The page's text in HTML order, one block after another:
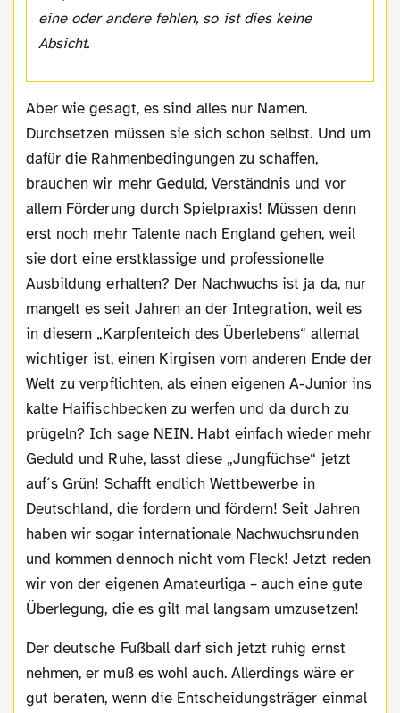
eine oder andere fehlen, so ist dies keine
Absicht.
Aber wie gesagt, es sind alles nur Namen.
Durchsetzen müssen sie sich schon selbst. Und um
dafür die Rahmenbedingungen zu schaffen,
brauchen wir mehr Geduld, Verständnis und vor
allem Förderung durch Spielpraxis! Müssen denn
erst noch mehr Talente nach England gehen, weil
sie dort eine erstklassige und professionelle
Ausbildung erhalten? Der Nachwuchs ist ja da, nur
mangelt es seit Jahren an der Integration, weil es
in diesem „Karpfenteich des Überlebens“ allemal
wichtiger ist, einen Kirgisen vom anderen Ende der
Welt zu verpflichten, als einen eigenen A-Junior ins
kalte Haifischbecken zu werfen und da durch zu
prügeln? Ich sage NEIN. Habt einfach wieder mehr
Geduld und Ruhe, lasst diese „Jungfüchse“ jetzt
auf´s Grün! Schafft endlich Wettbewerbe in
Deutschland, die fordern und fördern! Seit Jahren
haben wir sogar internationale Nachwuchsrunden
und kommen dennoch nicht vom Fleck! Jetzt reden
wir von der eigenen Amateurliga – auch eine gute
Überlegung, die es gilt mal langsam umzusetzen!
Der deutsche Fußball darf sich jetzt ruhig ernst
nehmen, er muß es wohl auch. Allerdings wäre er
gut beraten, wenn die Entscheidungsträger einmal